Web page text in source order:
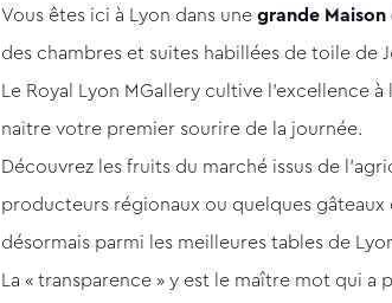
Vous êtes ici à Lyon dans unegrande Maison
des chambres et suites habillées de toile de
Le Royal Lyon MGallery cultive l’excellence
naitre votre premier sourire de la journée.
Découvrez les fruits du marché issus de
producteurs régionaux ou quelques
désormais parmi les meilleures tables de
La « transparence » y est le maître mot qui